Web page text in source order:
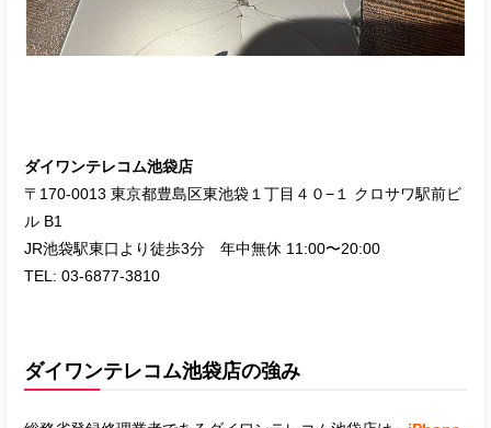
ダイワンテレコム池袋店
〒170-0013 東京都豊島区東池袋１丁目４０−１ クロサワ駅前ビ
ル B1
JR池袋駅東口より徒歩3分 年中無休 11:00〜20:00
TEL: 03-6877-3810
ダイワンテレコム池袋店の強み